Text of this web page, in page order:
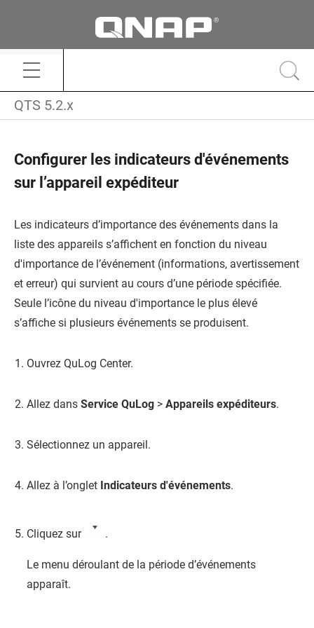
QTS 5.2.x
Configurer les indicateurs d'événements
sur l’appareil expéditeur
Les indicateurs d’importance des événements dans la
liste des appareils s’affichent en fonction du niveau
d'importance de l’événement (informations, avertissement
et erreur) qui survient au cours d’une période spécifiée.
Seule l’icône du niveau d'importance le plus élevé
s’affiche si plusieurs événements se produisent.
Ouvrez QuLog Center.
Allez dans Service QuLog > Appareils expéditeurs.
Sélectionnez un appareil.
Allez à l’onglet Indicateurs d'événements.
Cliquez sur .
Le menu déroulant de la période d’événements
apparaît.